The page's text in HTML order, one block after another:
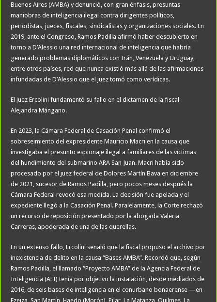
Buenos Aires (AMBA) y denunció, con gran énfasis, presuntas
maniobras de inteligencia ilegal contra dirigentes políticos,
periodistas, jueces, fiscales, sindicalistas y organizaciones sociales. En
2019, ante el Congreso, Ramos Padilla afirmó haber descubierto en
torno a D’Alessio una red internacional de inteligencia que habría
generado problemas diplomáticos con Irán, Venezuela y Uruguay,
entre otros países, red que nunca existió más allá de las afirmaciones
infundadas de D’Alessio que el juez tomó como verídicas.
El juez Ercolini fundamentó su fallo en el dictamen de la fiscal
Alejandra Mángano.
En 2023, la Cámara Federal de Casación Penal confirmó el
sobreseimiento del expresidente Mauricio Macri en la causa que
investigaba el presunto espionaje ilegal a familiares de las víctimas
del hundimiento del submarino ARA San Juan. Macri había sido
procesado por el juez federal de Dolores Martín Bava en diciembre
de 2021, sucesor de Ramos Padilla, pero pocos meses después la
Cámara Federal revocó esa medida. La decisión fue apelada y el
expediente llegó a la Casación Penal. Paralelamente, la Corte rechazó
un recurso de reposición presentado por la abogada Valeria
Carreras, apoderada de una de las querellas.
En un extenso fallo, Ercolini señaló que la fiscal propuso el archivo por
inexistencia de delito en la causa “Bases AMBA”. Recordó que, según
Ramos Padilla, el llamado “Proyecto AMBA” de la Agencia Federal de
Inteligencia (AFI) tenía por objetivo la instalación, desde mediados de
2016, de seis bases de inteligencia en el conurbano bonaerense —en
Ezeiza, San Martín, Haedo (Morón), Pilar, La Matanza, Quilmes, La